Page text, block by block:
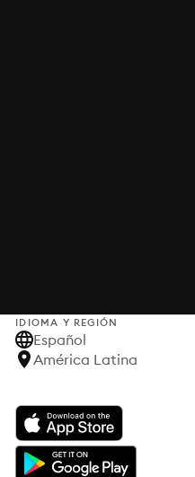
IDIOMA Y REGIÓN
Español
América Latina